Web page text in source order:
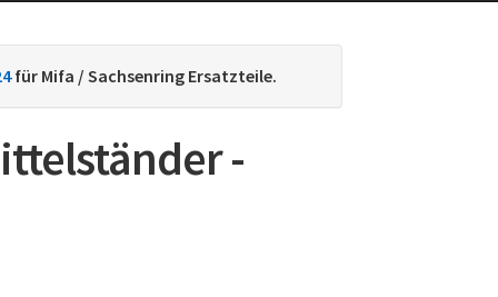
für Mifa / Sachsenring Ersatzteile.
-